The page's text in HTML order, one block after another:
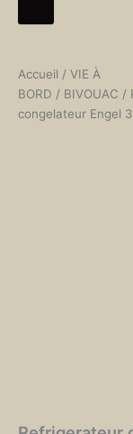
Accueil / VIE À
BORD / BIVOUAC /
congelateur Engel